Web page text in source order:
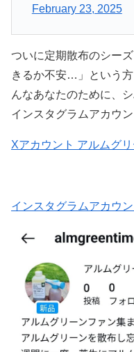
February 23, 2025
ついに定期散布のシー
きるか不安…」という
んなあなたのために、
インスタグラムアカウ
Xアカウント アルムグ
インスタグラムアカウ